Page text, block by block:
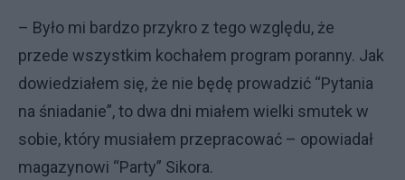
– Było mi bardzo przykro z tego względu, że
przede wszystkim kochałem program poranny. Jak
dowiedziałem się, że nie będę prowadzić “Pytania
na śniadanie”, to dwa dni miałem wielki smutek w
sobie, który musiałem przepracować – opowiadał
magazynowi “Party” Sikora.